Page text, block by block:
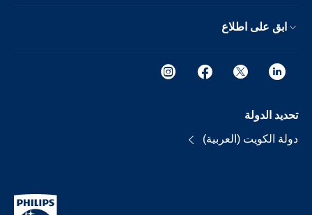
ابق على اطلاع
تحديد الدولة
دولة الكويت (العربية)